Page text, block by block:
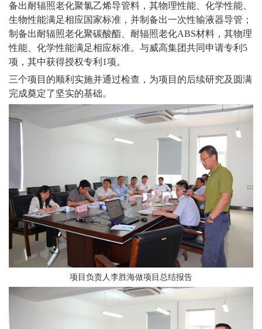
备出耐辐照老化聚氯乙烯导管料，其物理性能、化学性能、
生物性能满足相应国家标准，并制备出一次性输液器导管；
制备出耐辐照老化聚碳酸酯、耐辐照老化ABS材料，其物理
性能、化学性能满足相应标准。与威高集团共同申请专利5
项，其中获得授权专利1项。
三个项目的顺利实施并通过检查，为项目的后续研究及圆满
完成奠定了坚实的基础。
项目负责人李胜海做项目总结报告